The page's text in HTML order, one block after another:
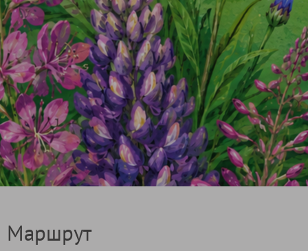
Маршрут